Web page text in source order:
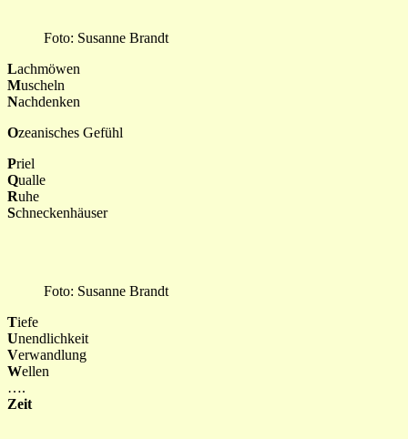
Foto: Susanne Brandt
Lachmöwen
Muscheln
Nachdenken
Ozeanisches Gefühl
Priel
Qualle
Ruhe
Schneckenhäuser
Foto: Susanne Brandt
Tiefe
Unendlichkeit
Verwandlung
Wellen
….
Zeit